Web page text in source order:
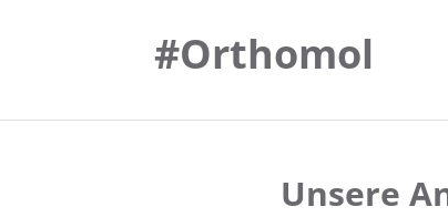
#Orthomol
Unsere